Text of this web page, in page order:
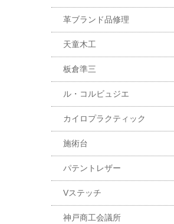
革ブランド品修理
天童木工
板倉準三
ル・コルビュジエ
カイロプラクティック
施術台
パテントレザー
Vステッチ
神戸商工会議所